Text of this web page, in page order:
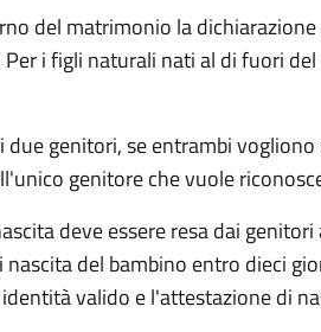
del matrimonio la
Per i figli naturali nati al di fuori
due genitori, se entrambi
genitore che vuole
deve essere resa dai
nascita del bambino entro dieci
valido e l'attestazione di